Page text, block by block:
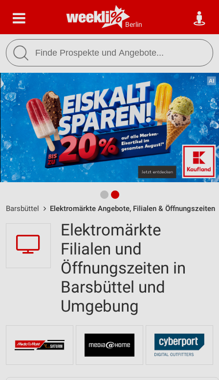
Berlin
Barsbüttel Elektromärkte Angebote, Filialen & Öffnungszeiten
Elektromärkte
Filialen und
Öffnungszeiten in
Barsbüttel und
Umgebung